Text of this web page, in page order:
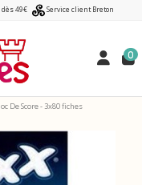
49€ Service client Breton
0
De Score - 3x80 fiches